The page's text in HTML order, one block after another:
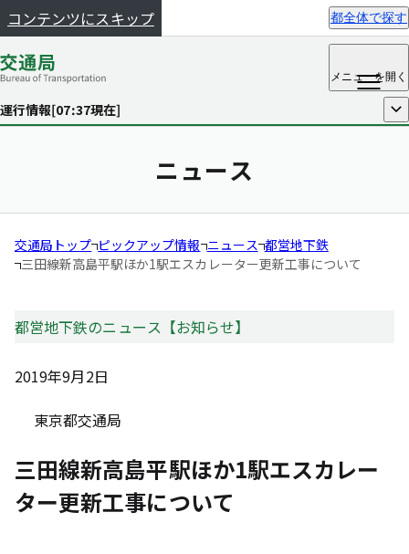
コンテンツにスキップ 都全体で探す
メニューを開く
運行情報[07:37現在] 開く
ニュース
交通局トップ ピックアップ情報 ニュース 都営地下鉄
三田線新高島平駅ほか1駅エスカレーター更新工事について
都営地下鉄のニュース【お知らせ】
2019年9月2日
東京都交通局
三田線新高島平駅ほか1駅エスカレー
ター更新工事について